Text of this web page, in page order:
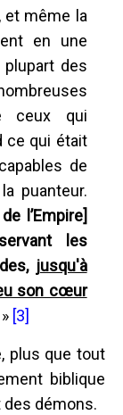
et même la
en une
plupart des
ceux qui
ce qui était
de
puanteur.
l’Empire]
les
jusqu'à
son cœur
[3]
plus que tout
biblique
démons.